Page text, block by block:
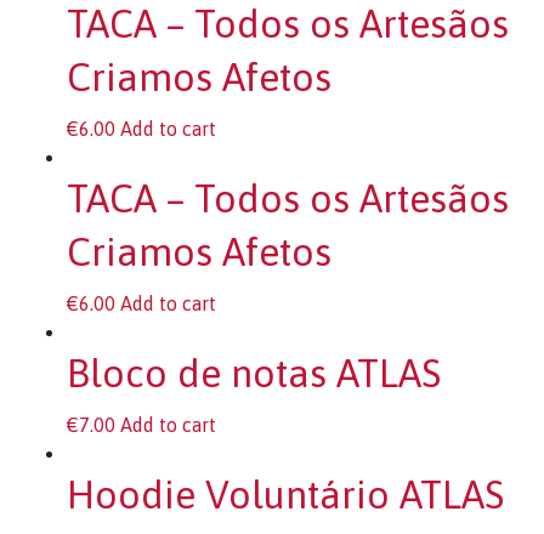
TACA – Todos os Artesãos
Criamos Afetos
€6.00 Add to cart
TACA – Todos os Artesãos
Criamos Afetos
€6.00 Add to cart
Bloco de notas ATLAS
€7.00 Add to cart
Hoodie Voluntário ATLAS